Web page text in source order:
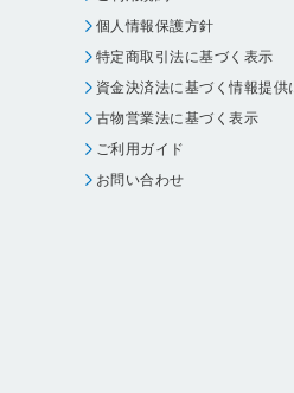
個人情報保護方針
特定商取引法に基づく表示
資金決済法に基づく情報提供
古物営業法に基づく表示
ご利用ガイド
お問い合わせ